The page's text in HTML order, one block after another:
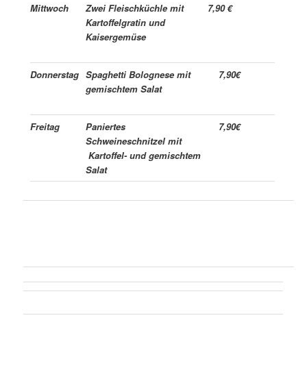
Mittwoch
Zwei Fleischküchle mit
Kartoffelgratin und
Kaisergemüse
7,90 €
Donnerstag Spaghetti Bolognese mit
gemischtem Salat
7,90€
Freitag
Paniertes
Schweineschnitzel mit
Kartoffel- und gemischtem
Salat
7,90€